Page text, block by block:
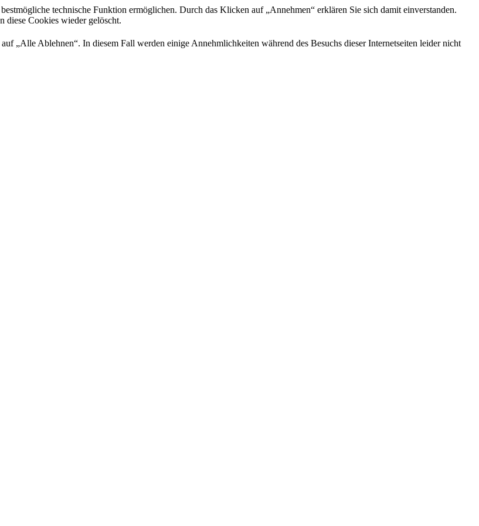
technische Funktion ermöglichen. Durch das Klicken auf „Annehmen“ erklären Sie sich damit einverstanden.
diese Cookies wieder gelöscht.
„Alle Ablehnen“. In diesem Fall werden einige Annehmlichkeiten während des Besuchs dieser Internetseiten leider nicht